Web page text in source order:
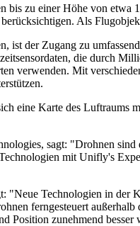
bis zu einer Höhe von
Als
ist der Zugang zu
die durch
verwenden. Mit
eine Karte des
sagt: "Drohnen
mit Unifly's
Technologien in der
ferngesteuert
Position zunehmend